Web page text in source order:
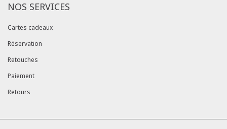
NOS SERVICES
Cartes cadeaux
Réservation
Retouches
Paiement
Retours